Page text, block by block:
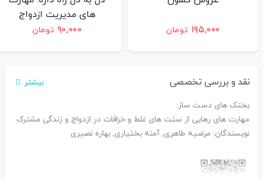
۱۹۵,۰۰۰ تومان
های مدیریت ازدواج
۹۰,۰۰۰ تومان
نقد و بررسی تخصصی بیشتر
بختک های دست ساز:
مهارت های رهایی از سنت های غلط و خرافات در ازدواج و زندگی مشترک
نویسندگان: مرضیه طاهری, آمنه بختیاری, بهاره نصیری